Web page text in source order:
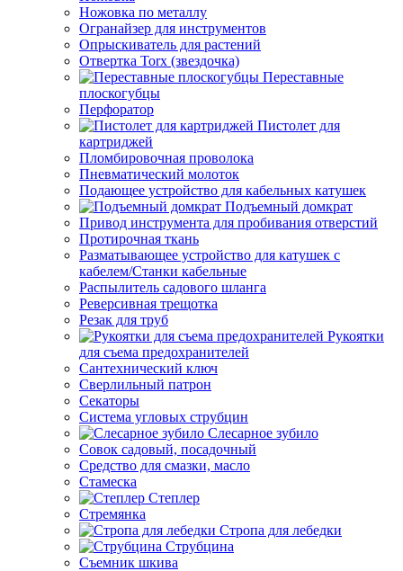
Ножовка по металлу
Огранайзер для инструментов
Опрыскиватель для растений
Отвертка Torx (звездочка)
Переставные
плоскогубцы
Перфоратор
Пистолет для
картриджей
Пломбировочная проволока
Пневматический молоток
Подающее устройство для кабельных катушек
Подъемный домкрат
Привод инструмента для пробивания отверстий
Протирочная ткань
Разматывающее устройство для катушек с
кабелем/Станки кабельные
Распылитель садового шланга
Реверсивная трещотка
Резак для труб
Рукоятки
для съема предохранителей
Сантехнический ключ
Сверлильный патрон
Секаторы
Система угловых струбцин
Слесарное зубило
Совок садовый, посадочный
Средство для смазки, масло
Стамеска
Степлер
Стремянка
Стропа для лебедки
Струбцина
Съемник шкива